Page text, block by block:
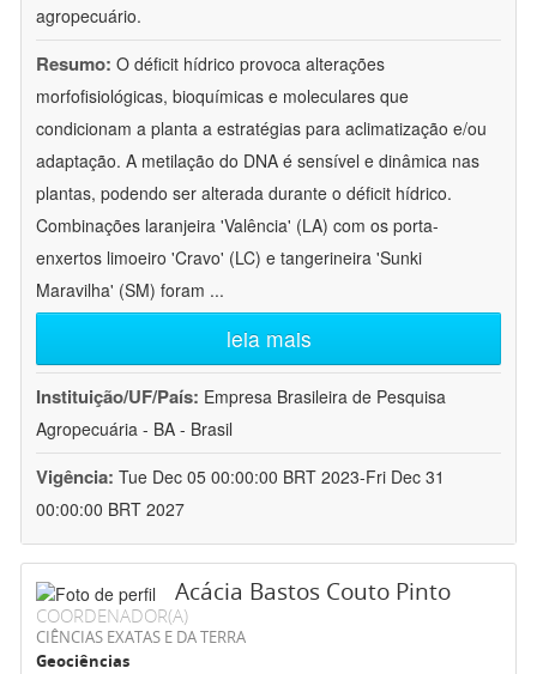
agropecuário.
Resumo: O déficit hídrico provoca alterações
morfofisiológicas, bioquímicas e moleculares que
condicionam a planta a estratégias para aclimatização e/ou
adaptação. A metilação do DNA é sensível e dinâmica nas
plantas, podendo ser alterada durante o déficit hídrico.
Combinações laranjeira 'Valência' (LA) com os porta-
enxertos limoeiro 'Cravo' (LC) e tangerineira 'Sunki
Maravilha' (SM) foram ...
leia mais
Instituição/UF/País: Empresa Brasileira de Pesquisa
Agropecuária - BA - Brasil
Vigência: Tue Dec 05 00:00:00 BRT 2023-Fri Dec 31
00:00:00 BRT 2027
Acácia Bastos Couto Pinto
COORDENADOR(A)
CIÊNCIAS EXATAS E DA TERRA
Geociências